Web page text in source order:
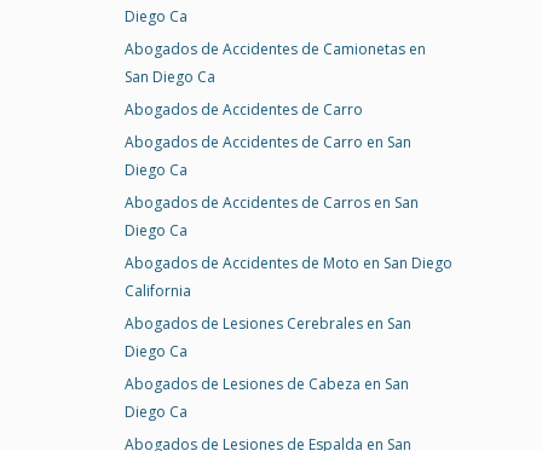
Diego Ca
Abogados de Accidentes de Camionetas en
San Diego Ca
Abogados de Accidentes de Carro
Abogados de Accidentes de Carro en San
Diego Ca
Abogados de Accidentes de Carros en San
Diego Ca
Abogados de Accidentes de Moto en San Diego
California
Abogados de Lesiones Cerebrales en San
Diego Ca
Abogados de Lesiones de Cabeza en San
Diego Ca
Abogados de Lesiones de Espalda en San